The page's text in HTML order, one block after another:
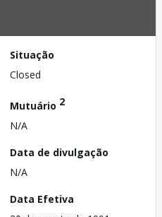
Situação
Closed
Mutuário 2
N/A
Data de divulgação
N/A
Data Efetiva